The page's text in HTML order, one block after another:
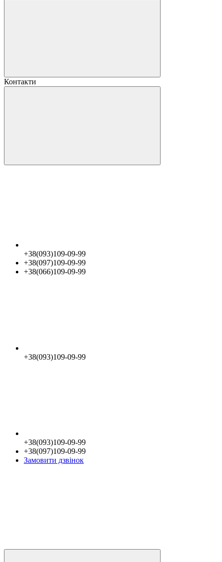
Контакти
+38(093)109-09-99
+38(097)109-09-99
+38(066)109-09-99
+38(093)109-09-99
+38(093)109-09-99
+38(097)109-09-99
Замовити дзвінок